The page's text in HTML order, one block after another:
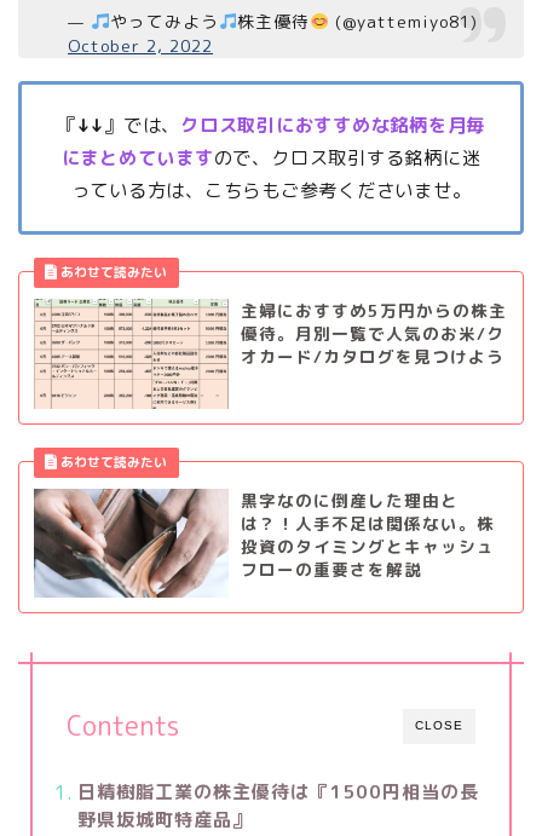
— やってみよう 株主優待
(@yattemiyo81)
October 2, 2022
『↓↓』では、 クロス取引におすすめな銘柄を月毎
にまとめていますので、クロス取引する銘柄に迷
っている方は、こちらもご参考くださいませ。
主婦におすすめ5万円からの株主
優待。月別一覧で人気のお米/ク
オカード/カタログを見つけよう
黒字なのに倒産した理由と
は？！人手不足は関係ない。株
投資のタイミングとキャッシュ
フローの重要さを解説
CLOSE
Contents
日精樹脂工業の株主優待は『1500円相当の長
野県坂城町特産品』